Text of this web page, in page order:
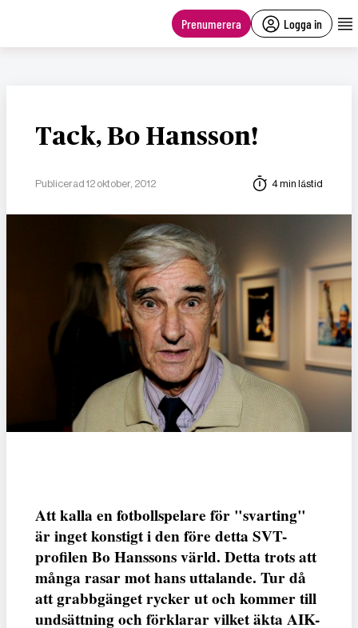
Prenumerera Logga in
Tack, Bo Hansson!
Publicerad 12 oktober, 2012 4 min lästid
Att kalla en fotbollspelare för "svarting"
är inget konstigt i den före detta SVT-
profilen Bo Hanssons värld. Detta trots att
många rasar mot hans uttalande. Tur då
att grabbgänget rycker ut och kommer till
undsättning och förklarar vilket äkta AIK-